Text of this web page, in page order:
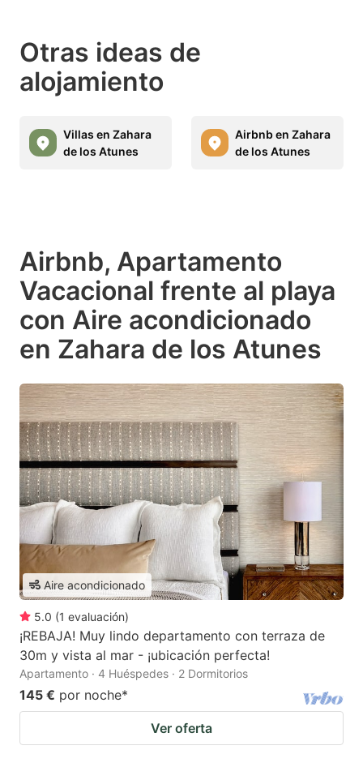
Otras ideas de
alojamiento
Villas en Zahara
de los Atunes
Airbnb en Zahara
de los Atunes
Airbnb, Apartamento
Vacacional frente al playa
con Aire acondicionado
en Zahara de los Atunes
Aire acondicionado
5.0 (1 evaluación)
¡REBAJA! Muy lindo departamento con terraza de
30m y vista al mar - ¡ubicación perfecta!
Apartamento · 4 Huéspedes · 2 Dormitorios
145 € por noche*
Ver oferta